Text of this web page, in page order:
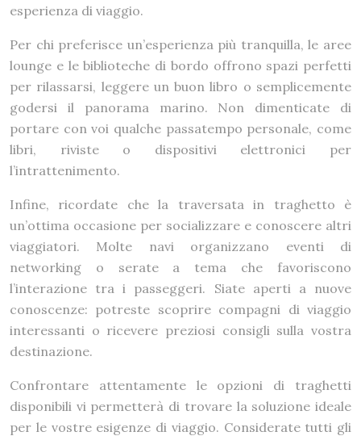
esperienza di viaggio.
Per chi preferisce un’esperienza più tranquilla, le aree
lounge e le biblioteche di bordo offrono spazi perfetti
per rilassarsi, leggere un buon libro o semplicemente
godersi il panorama marino. Non dimenticate di
portare con voi qualche passatempo personale, come
libri, riviste o dispositivi elettronici per
l’intrattenimento.
Infine, ricordate che la traversata in traghetto è
un’ottima occasione per socializzare e conoscere altri
viaggiatori. Molte navi organizzano eventi di
networking o serate a tema che favoriscono
l’interazione tra i passeggeri. Siate aperti a nuove
conoscenze: potreste scoprire compagni di viaggio
interessanti o ricevere preziosi consigli sulla vostra
destinazione.
Confrontare attentamente le opzioni di traghetti
disponibili vi permetterà di trovare la soluzione ideale
per le vostre esigenze di viaggio. Considerate tutti gli